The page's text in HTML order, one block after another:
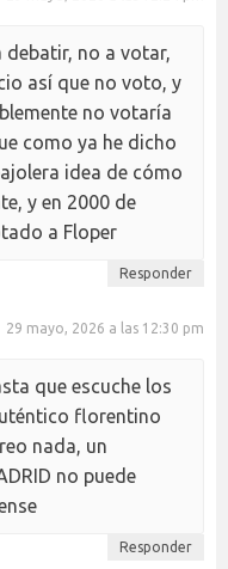
debatir, no a votar,
así que no voto, y
no votaría
como ya he dicho
idea de cómo
y en 2000 de
a Floper
Responder
29 mayo, 2026 a las 12:30 pm
que escuche los
florentino
nada, un
no puede
Responder